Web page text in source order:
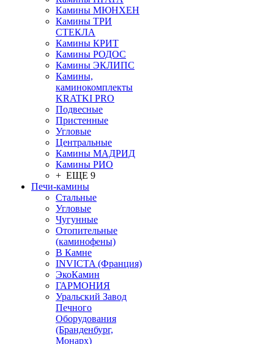
Камины МЮНХЕН
Камины ТРИ
СТЕКЛА
Камины КРИТ
Камины РОДОС
Камины ЭКЛИПС
Камины,
каминокомплекты
KRATKI PRO
Подвесные
Пристенные
Угловые
Центральные
Камины МАДРИД
Камины РИО
+ ЕЩЕ 9
Печи-камины
Стальные
Угловые
Чугунные
Отопительные
(каминофены)
В Камне
INVICTA (Франция)
ЭкоКамин
ГАРМОНИЯ
Уральский Завод
Печного
Оборудования
(Бранденбург,
Монарх)